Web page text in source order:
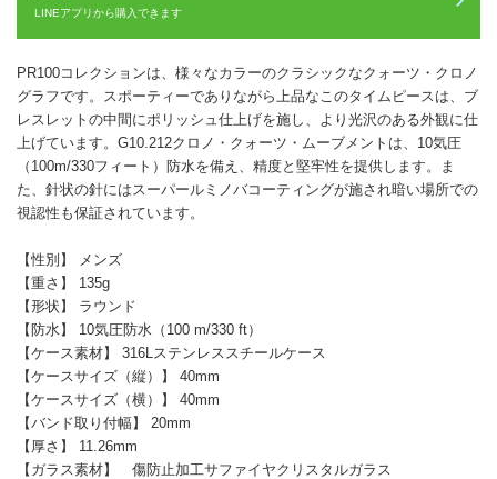
LINEアプリから購入できます
PR100コレクションは、様々なカラーのクラシックなクォーツ・クロノ
グラフです。スポーティーでありながら上品なこのタイムピースは、ブ
レスレットの中間にポリッシュ仕上げを施し、より光沢のある外観に仕
上げています。G10.212クロノ・クォーツ・ムーブメントは、10気圧
（100m/330フィート）防水を備え、精度と堅牢性を提供します。ま
た、針状の針にはスーパールミノバコーティングが施され暗い場所での
視認性も保証されています。
【性別】 メンズ
【重さ】 135g
【形状】 ラウンド
【防水】 10気圧防水（100 m/330 ft）
【ケース素材】 316Lステンレススチールケース
【ケースサイズ（縦）】 40mm
【ケースサイズ（横）】 40mm
【バンド取り付幅】 20mm
【厚さ】 11.26mm
【ガラス素材】 傷防止加工サファイヤクリスタルガラス